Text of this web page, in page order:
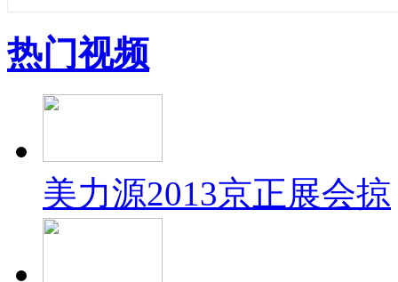
热门视频
美力源2013京正展会掠